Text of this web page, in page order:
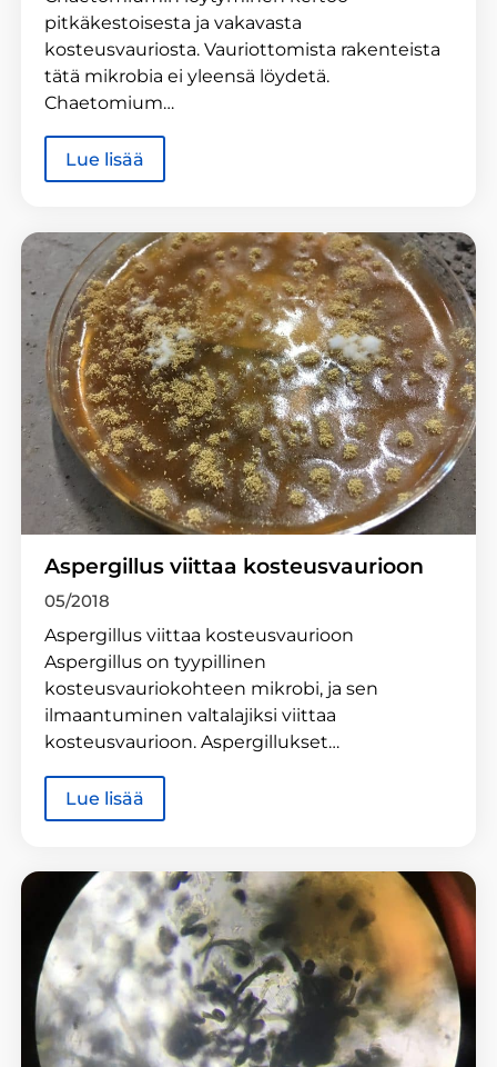
pitkäkestoisesta ja vakavasta
kosteusvauriosta. Vauriottomista rakenteista
tätä mikrobia ei yleensä löydetä.
Chaetomium…
Lue lisää
Aspergillus viittaa kosteusvaurioon
05/2018
Aspergillus viittaa kosteusvaurioon
Aspergillus on tyypillinen
kosteusvauriokohteen mikrobi, ja sen
ilmaantuminen valtalajiksi viittaa
kosteusvaurioon. Aspergillukset…
Lue lisää